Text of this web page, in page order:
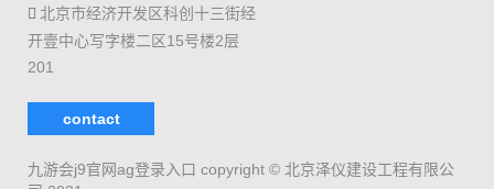
北京市经济开发区科创十三街经
开壹中心写字楼二区15号楼2层
201
contact
九游会j9官网ag登录入口 copyright © 北京泽仪建设工程有限公